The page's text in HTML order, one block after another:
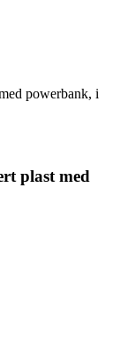
plast med